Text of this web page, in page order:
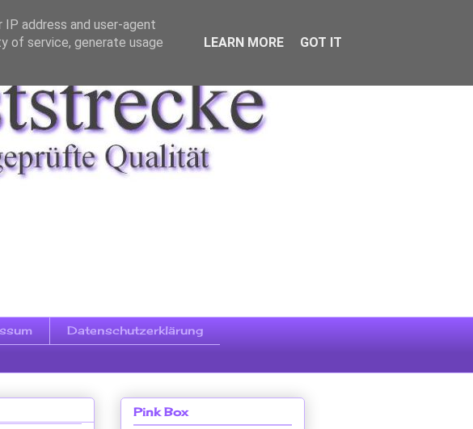
Datenschutzerklärung
Pink Box
address and user-agent
of service, generate usage
LEARN MORE GOT IT